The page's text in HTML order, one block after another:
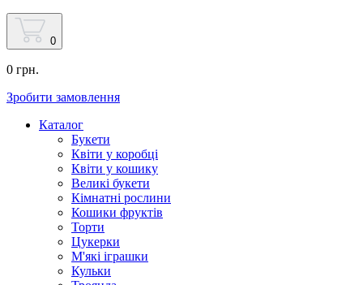
0
0 грн.
Зробити замовлення
Каталог
Букети
Квіти у коробці
Квіти у кошику
Великі букети
Кімнатні рослини
Кошики фруктів
Торти
Цукерки
М'які іграшки
Кульки